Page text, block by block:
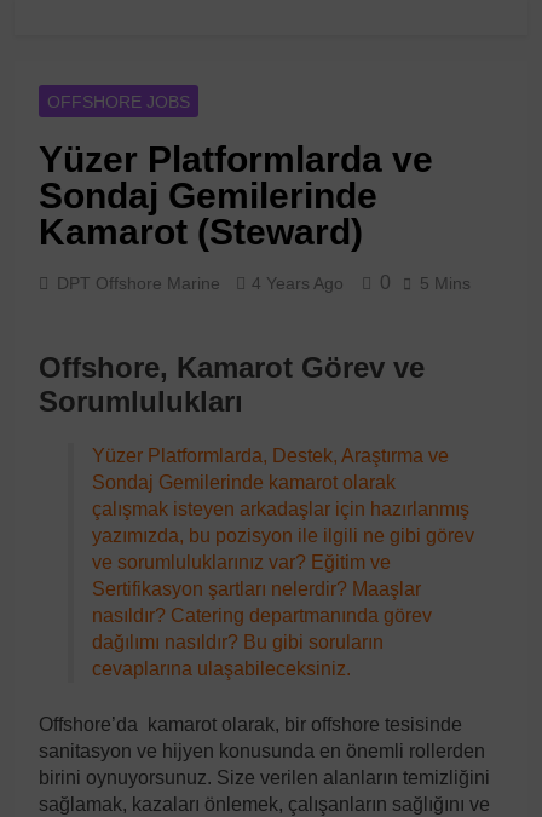
OFFSHORE JOBS
Yüzer Platformlarda ve
Sondaj Gemilerinde
Kamarot (Steward)
DPT Offshore Marine 4 Years Ago 0 5 Mins
Offshore, Kamarot Görev ve
Sorumlulukları
Yüzer Platformlarda, Destek, Araştırma ve
Sondaj Gemilerinde kamarot olarak
çalışmak isteyen arkadaşlar için hazırlanmış
yazımızda, bu pozisyon ile ilgili ne gibi görev
ve sorumluluklarınız var? Eğitim ve
Sertifikasyon şartları nelerdir? Maaşlar
nasıldır? Catering departmanında görev
dağılımı nasıldır? Bu gibi soruların
cevaplarına ulaşabileceksiniz.
Offshore’da kamarot olarak, bir offshore tesisinde
sanitasyon ve hijyen konusunda en önemli rollerden
birini oynuyorsunuz. Size verilen alanların temizliğini
sağlamak, kazaları önlemek, çalışanların sağlığını ve